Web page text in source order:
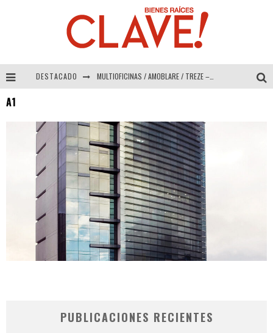
DESTACADO MULTIOFICINAS / AMOBLARE / TREZE – Especial Interiorismo & Decoración 2026
A1
PUBLICACIONES RECIENTES